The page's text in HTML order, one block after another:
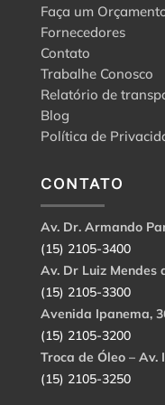
Faça um
Fornecedores
Contato
Trabalhe Conosco
Relatório de
Blog
Política de
CONTATO
Av. Dr. Armando
(15) 2105-3400
Av. Dr Luiz Mendes
(15) 2105-3300
Avenida Ipanema,
(15) 2105-3200
Troca de Óleo – Av.
(15) 2105-3250